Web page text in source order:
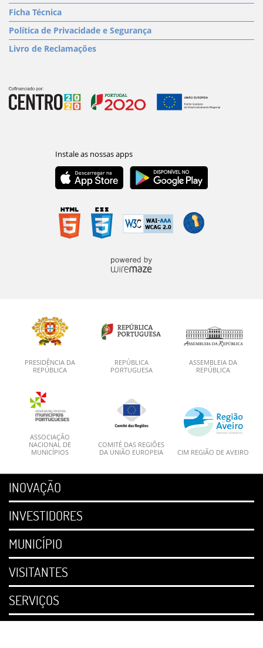
Ficha Técnica
Política de Privacidade e Segurança
Livro de Reclamações
PRESIDÊNCIA DA
REPÚBLICA
REPÚBLICA
PORTUGUESA
ASSEMBLEIA DA
REPÚBLICA
ASSOCIAÇÃO
NACIONAL DE
MUNICÍPIOS
COMITÉ DAS REGIÕES
DA UNIÃO EUROPEIA
CIM REGIÃO DE AVEIRO
INOVAÇÃO
INVESTIDORES
MUNICÍPIO
VISITANTES
SERVIÇOS